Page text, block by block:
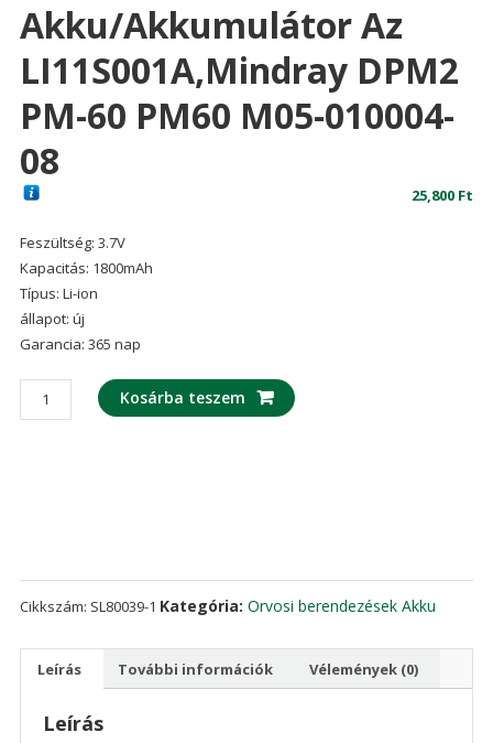
Akku/akkumulátor Az
LI11S001A,Mindray DPM2
PM-60 PM60 M05-010004-
08
25,800 Ft
Feszültség: 3.7V
Kapacitás: 1800mAh
Típus: Li-ion
állapot: új
Garancia: 365 nap
Akku/akkumulátor
az
08
mennyiség
Kosárba teszem
Cikkszám: SL80039-1 Kategória: Orvosi berendezések Akku
Leírás További információk Vélemények (0)
Leírás